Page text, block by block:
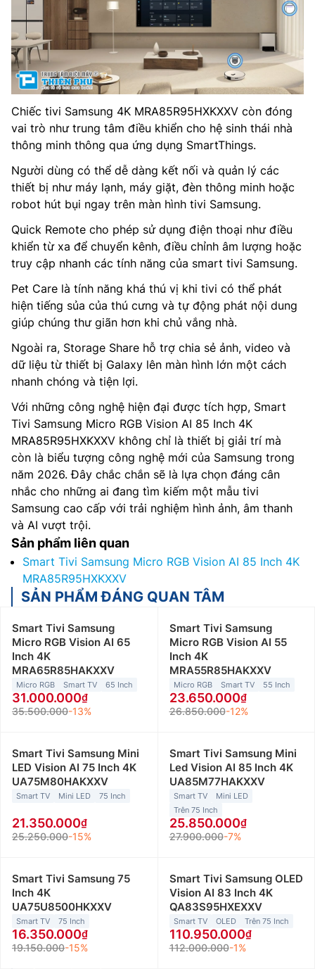
Chiếc tivi Samsung 4K MRA85R95HXKXXV còn đóng
vai trò như trung tâm điều khiển cho hệ sinh thái nhà
thông minh thông qua ứng dụng SmartThings.
Người dùng có thể dễ dàng kết nối và quản lý các
thiết bị như máy lạnh, máy giặt, đèn thông minh hoặc
robot hút bụi ngay trên màn hình tivi Samsung.
Quick Remote cho phép sử dụng điện thoại như điều
khiển từ xa để chuyển kênh, điều chỉnh âm lượng hoặc
truy cập nhanh các tính năng của smart tivi Samsung.
Pet Care là tính năng khá thú vị khi tivi có thể phát
hiện tiếng sủa của thú cưng và tự động phát nội dung
giúp chúng thư giãn hơn khi chủ vắng nhà.
Ngoài ra, Storage Share hỗ trợ chia sẻ ảnh, video và
dữ liệu từ thiết bị Galaxy lên màn hình lớn một cách
nhanh chóng và tiện lợi.
Với những công nghệ hiện đại được tích hợp, Smart
Tivi Samsung Micro RGB Vision AI 85 Inch 4K
MRA85R95HXKXXV không chỉ là thiết bị giải trí mà
còn là biểu tượng công nghệ mới của Samsung trong
năm 2026. Đây chắc chắn sẽ là lựa chọn đáng cân
nhắc cho những ai đang tìm kiếm một mẫu tivi
Samsung cao cấp với trải nghiệm hình ảnh, âm thanh
và AI vượt trội.
Sản phẩm liên quan
Smart Tivi Samsung Micro RGB Vision AI 85 Inch 4K
MRA85R95HXKXXV
SẢN PHẨM ĐÁNG QUAN TÂM
Smart Tivi Samsung
Micro RGB Vision AI 65
Inch 4K
MRA65R85HAKXXV
Micro RGB Smart TV 65 Inch
31.000.000
35.500.000-13%
Smart Tivi Samsung
Micro RGB Vision AI 55
Inch 4K
MRA55R85HAKXXV
Micro RGB Smart TV 55 Inch
23.650.000
26.850.000-12%
Smart Tivi Samsung Mini
LED Vision AI 75 Inch 4K
UA75M80HAKXXV
Smart TV Mini LED 75 Inch
21.350.000
25.250.000-15%
Smart Tivi Samsung Mini
Led Vision AI 85 Inch 4K
UA85M77HAKXXV
Smart TV
Mini LED
Trên 75 Inch
25.850.000
27.900.000-7%
Smart Tivi Samsung 75
Inch 4K
UA75U8500HKXXV
Smart TV 75 Inch
16.350.000
19.150.000-15%
Smart Tivi Samsung OLED
Vision AI 83 Inch 4K
QA83S95HXEXXV
Smart TV OLED Trên 75 Inch
110.950.000
112.000.000-1%